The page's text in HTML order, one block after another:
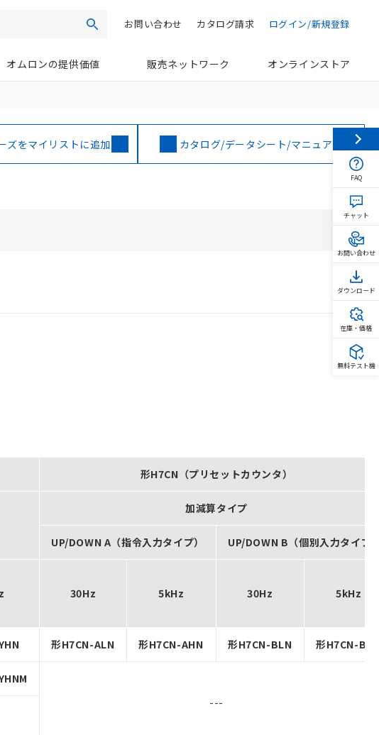
検索 ログイン/新規登録
カタログ請求
お問い合わせ
オムロンの提供価値 販売ネットワーク オンラインストア
ズをマイリストに追加 カタログ/データシート/マニュアル
形H7CN（プリセットカウンタ）
加減算タイプ
UP/DOWN A（指令入力タイプ） UP/DOWN B（個別入力タイプ
30Hz 5kHz 30Hz
5kHz
形H7CN-ALN 形H7CN-AHN 形H7CN-BLN 形H7CN-
---
FAQ
チャット
お問い合わせ
ダウンロード
在庫・価格
無料テスト機